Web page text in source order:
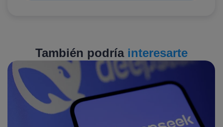
También podría interesarte